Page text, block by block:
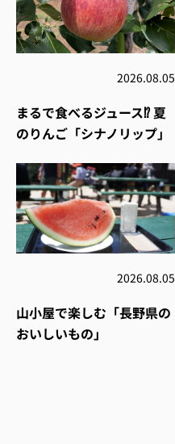
2026.08.05
まるで食べるジュース⁉︎ 夏
のりんご「シナノリップ」
2026.08.05
山小屋で楽しむ「長野県の
おいしいもの」